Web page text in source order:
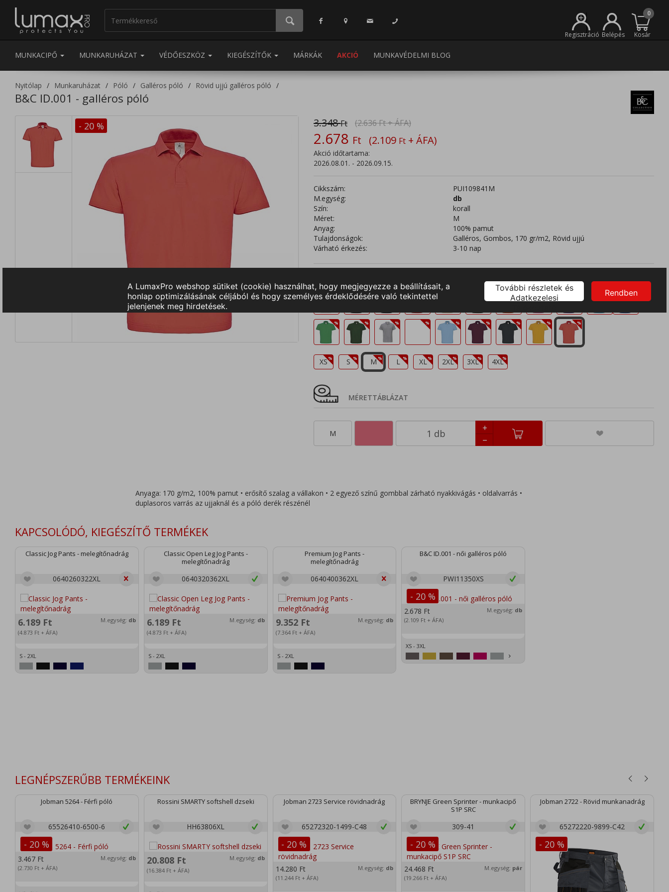
+
Regisztráció Belépés
0
Kosár
MUNKACIPŐ MUNKARUHÁZAT VÉDŐESZKÖZ KIEGÉSZÍTŐK MÁRKÁK AKCIÓ MUNKAVÉDELMI BLOG
Nyitólap Munkaruházat Póló Galléros póló Rövid ujjú galléros póló
B&C ID.001 - galléros póló
- 20 % 3.348Ft (2.636Ft+ ÁFA)
2.678 Ft (2.109 Ft + ÁFA)
Akció időtartama:
2026.08.01. - 2026.09.15.
Cikkszám:
PUI109841M
M.egység:
db
Szín:
korall
Méret:
M
Anyag:
100% pamut
Tulajdonságok:
Galléros, Gombos, 170 gr/m2, Rövid ujjú
Várható érkezés:
3-10 nap
XS S M L XL 2XL 3XL 4XL
MÉRETTÁBLÁZAT
M
Anyaga: 170 g/m2, 100% pamut • erősítő szalag a vállakon • 2 egyező színű gombbal zárható nyakkivágás • oldalvarrás •
duplasoros varrás az ujjaknál és a póló derék részénél
KAPCSOLÓDÓ, KIEGÉSZÍTŐ TERMÉKEK
Classic Jog Pants - melegítőnadrág
0640260322XL
6.189 Ft
(4.873 Ft + ÁFA)
M.egység: db
S - 2XL
Classic Open Leg Jog Pants -
melegítőnadrág
0640320362XL
6.189 Ft
(4.873 Ft+ ÁFA)
M.egység: db
S - 2XL
Premium Jog Pants -
melegítőnadrág
0640400362XL
9.352 Ft
(7.364 Ft+ ÁFA)
M.egység: db
S - 2XL
B&C ID.001 - női galléros póló
PWI11350XS
- 20 %
2.678 Ft
(2.109 Ft + ÁFA)
M.egység: db
XS - 3XL
LEGNÉPSZERŰBB TERMÉKEINK
Jobman 5264 - Férfi póló
65526410-6500-6
- 20 %
3.467 Ft
(2.730 Ft + ÁFA)
M.egység: db
Rossini SMARTY softshell dzseki
HH63806XL
20.808 Ft
(16.384 Ft+ ÁFA)
M.egység: db
Jobman 2723 Service rövidnadrág
65272320-1499-C48
- 20 %
14.280 Ft
(11.244 Ft+ ÁFA)
M.egység: db
BRYNJE Green Sprinter - munkacipő
S1P SRC
309-41
- 20 %
24.468 Ft
(19.266 Ft + ÁFA)
M.egység: pár
Jobman 2722 - Rövid munkanadrág
65272220-9899-C42
- 20 %